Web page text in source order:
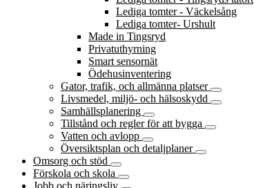
Lediga tomter - Väckelsång
Lediga tomter- Urshult
Made in Tingsryd
Privatuthyrning
Smart sensornät
Ödehusinventering
Gator, trafik, och allmänna platser
Livsmedel, miljö- och hälsoskydd
Samhällsplanering
Tillstånd och regler för att bygga
Vatten och avlopp
Översiktsplan och detaljplaner
Omsorg och stöd
Förskola och skola